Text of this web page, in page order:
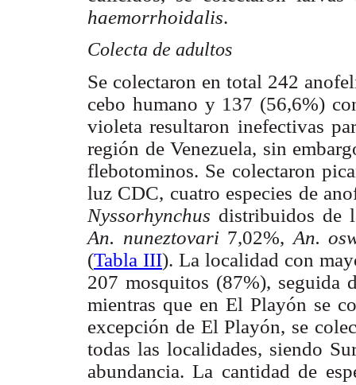
haemorrhoidalis.
Colecta de adultos
Se colectaron en total 242
cebo humano y 137 (56,6%)
violeta resultaron inefectivas
región de Venezuela, sin
flebotominos. Se colectaron
luz CDC, cuatro especies de
Nyssorhynchus distribuidos de
An. nuneztovari 7,02%, An.
(Tabla III). La localidad con
207 mosquitos (87%), seguida
mientras que en El Playón se
excepción de El Playón, se
todas las localidades, siendo
abundancia. La cantidad de